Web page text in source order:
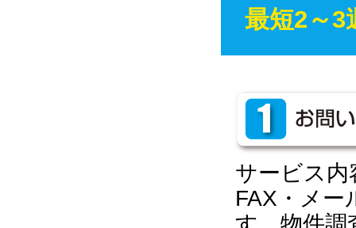
最短2～3
サービス内
FAX・メー